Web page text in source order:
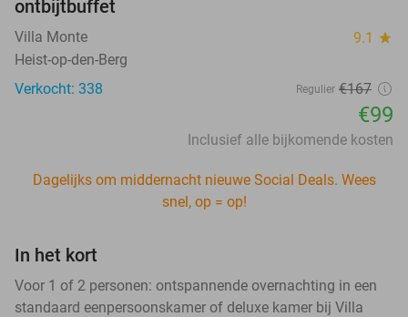
ontbijtbuffet
Villa Monte 9.1 star
Heist-op-den-Berg
Verkocht: 338
Regulier €167
€99
Inclusief alle bijkomende kosten
Dagelijks om middernacht nieuwe Social Deals. Wees
snel, op = op!
In het kort
Voor 1 of 2 personen: ontspannende overnachting in een
standaard eenpersoonskamer of deluxe kamer bij Villa